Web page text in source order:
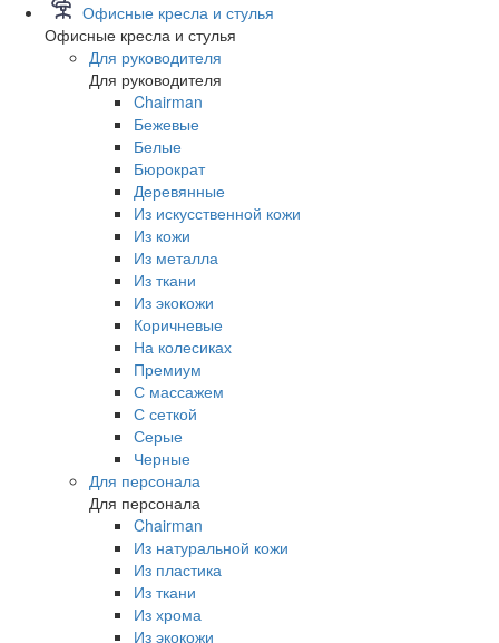
Офисные кресла и стулья
Офисные кресла и стулья
Для руководителя
Для руководителя
Chairman
Бежевые
Белые
Бюрократ
Деревянные
Из искусственной кожи
Из кожи
Из металла
Из ткани
Из экокожи
Коричневые
На колесиках
Премиум
С массажем
С сеткой
Серые
Черные
Для персонала
Для персонала
Chairman
Из натуральной кожи
Из пластика
Из ткани
Из хрома
Из экокожи